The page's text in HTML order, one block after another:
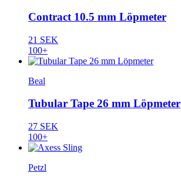
Contract 10.5 mm Löpmeter
21 SEK
100+
Beal
Tubular Tape 26 mm Löpmeter
27 SEK
100+
Petzl